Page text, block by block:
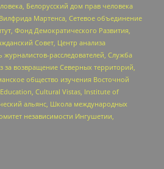
Белорусский дом прав человека
Мартенса, Сетевое объединение
Фонд Демократического Развития,
Совет, Центр анализа
расследователей, Служба
возвращение Северных территорий,
общество изучения Восточной
Cultural Vistas, Institute of
альянс, Школа международных
независимости Ингушетии,